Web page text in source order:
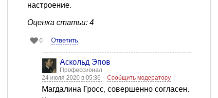
настроение.
Оценка статьи: 4
0 Ответить
Аскольд Эпов
Профессионал
24 июля 2020 в 05:36
Сообщить модератору
Магдалина Гросс, совершенно согласен.